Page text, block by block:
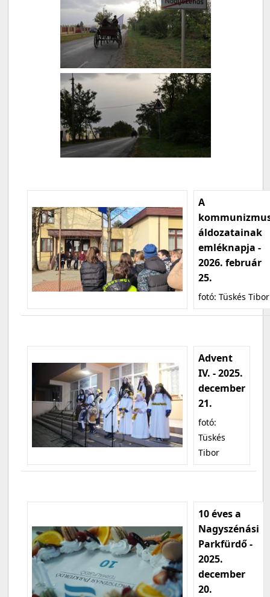
A
áldozatainak
emléknapja -
2026. február
25.
fotó: Tüskés Tibor
Advent
IV. - 2025.
december
21.
fotó:
Tüskés
Tibor
10 éves a
Nagyszénási
Parkfürdő -
2025.
december
20.